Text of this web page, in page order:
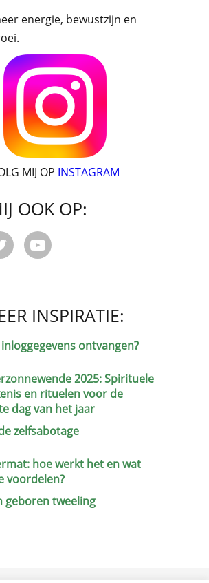
energie, bewustzijn en
MIJ OP INSTAGRAM
OOK OP:

INSPIRATIE:
ontvangen?
2025: Spirituele
en rituelen voor de
dag van het jaar
zelfsabotage
hoe werkt het en wat
voordelen?
geboren tweeling